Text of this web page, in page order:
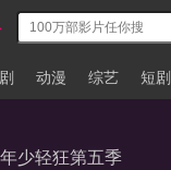
动漫 综艺 短剧
年少轻狂第五季